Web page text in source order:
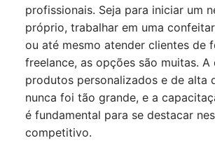
profissionais. Seja para iniciar um
próprio, trabalhar em uma
ou até mesmo atender clientes de
freelance, as opções são muitas. A
produtos personalizados e de alta
nunca foi tão grande, e a
é fundamental para se destacar
competitivo.